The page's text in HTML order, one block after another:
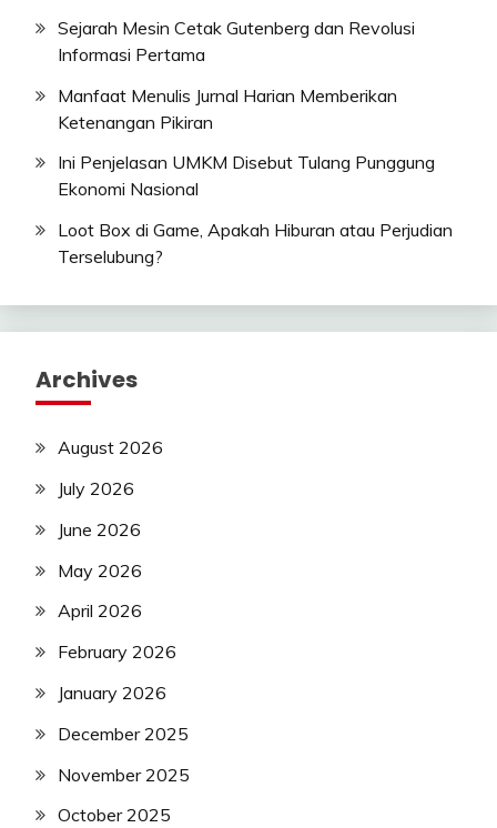
Sejarah Mesin Cetak Gutenberg dan Revolusi
Informasi Pertama
Manfaat Menulis Jurnal Harian Memberikan
Ketenangan Pikiran
Ini Penjelasan UMKM Disebut Tulang Punggung
Ekonomi Nasional
Loot Box di Game, Apakah Hiburan atau Perjudian
Terselubung?
Archives
August 2026
July 2026
June 2026
May 2026
April 2026
February 2026
January 2026
December 2025
November 2025
October 2025